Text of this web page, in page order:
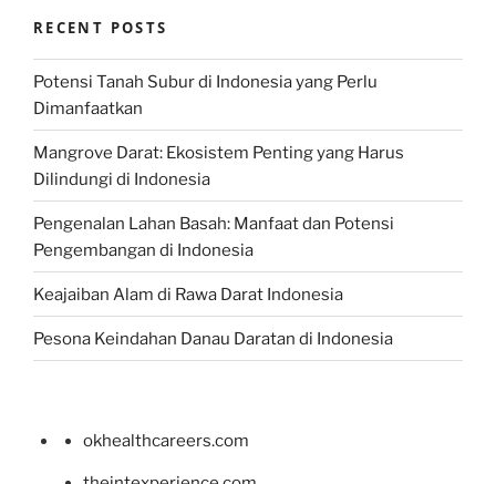
RECENT POSTS
Potensi Tanah Subur di Indonesia yang Perlu
Dimanfaatkan
Mangrove Darat: Ekosistem Penting yang Harus
Dilindungi di Indonesia
Pengenalan Lahan Basah: Manfaat dan Potensi
Pengembangan di Indonesia
Keajaiban Alam di Rawa Darat Indonesia
Pesona Keindahan Danau Daratan di Indonesia
okhealthcareers.com